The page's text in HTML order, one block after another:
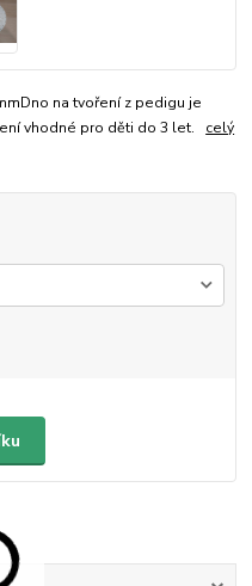
na tvoření z pedigu je
vhodné pro děti do 3 let. celý